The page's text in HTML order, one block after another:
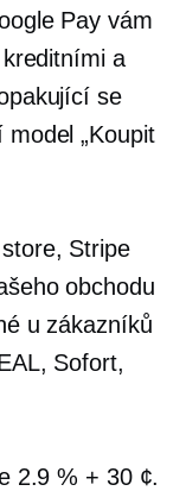
Pay vám
a
se
„Koupit
store, Stripe
obchodu
u zákazníků
Sofort,
2.9 % + 30 ¢.